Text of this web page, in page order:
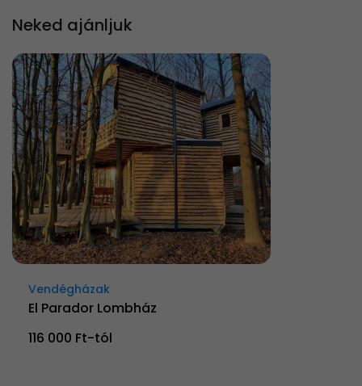
Neked ajánljuk
Vendégházak
El Parador Lombház
116 000 Ft-tól